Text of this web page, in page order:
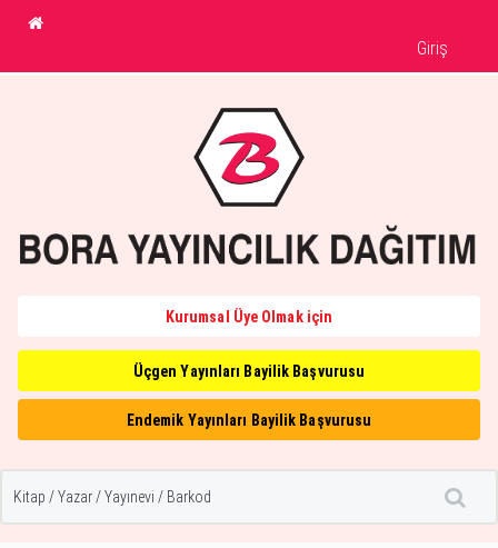
Giriş
Kurumsal Üye Olmak için
Üçgen Yayınları Bayilik Başvurusu
Endemik Yayınları Bayilik Başvurusu